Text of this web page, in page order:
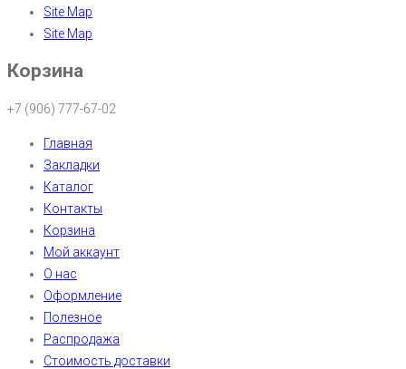
Site Map
Site Map
Корзина
+7 (906) 777-67-02
Главная
Закладки
Каталог
Контакты
Корзина
Мой аккаунт
О нас
Оформление
Полезное
Распродажа
Стоимость доставки